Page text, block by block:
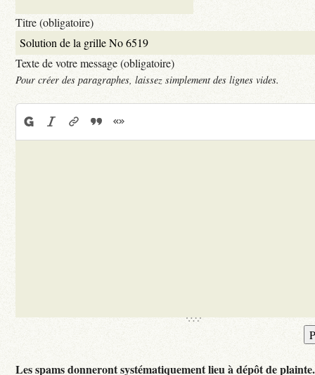
Titre (obligatoire)
Texte de votre message (obligatoire)
Pour créer des paragraphes, laissez simplement des lignes vides.
Les spams donneront systématiquement lieu à dépôt de